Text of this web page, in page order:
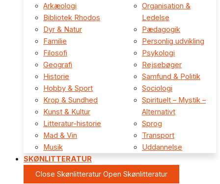
Arkæologi
Bibliotek Rhodos
Dyr & Natur
Familie
Filosofi
Geografi
Historie
Hobby & Sport
Krop & Sundhed
Kunst & Kultur
Litteratur-historie
Mad & Vin
Musik
Organisation &
Ledelse
Pædagogik
Personlig udvikling
Psykologi
Rejsebøger
Samfund & Politik
Sociologi
Spirituelt – Mystik –
Alternativt
Sprog
Transport
Uddannelse
SKØNLITTERATUR
Close Skønlitteratur Open Skønlitteratur